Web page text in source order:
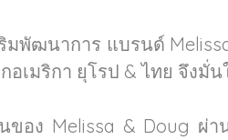
มพัฒนาการ แบรนด์
เมริกา ยุโรป & ไทย จึงมั่
ของ Melissa & Doug ผ่า